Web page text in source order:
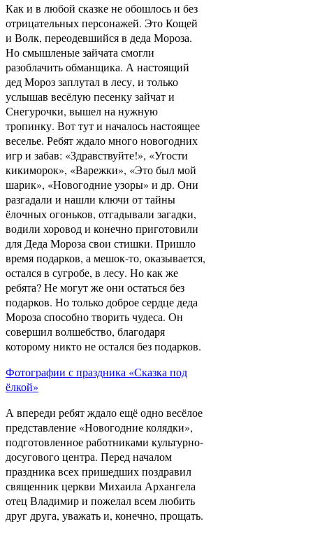
Как и в любой сказке не обошлось и без
отрицательных персонажей. Это Кощей
и Волк, переодевшийся в деда Мороза.
Но смышленые зайчата смогли
разоблачить обманщика. А настоящий
дед Мороз заплутал в лесу, и только
услышав весёлую песенку зайчат и
Снегурочки, вышел на нужную
тропинку. Вот тут и началось настоящее
веселье. Ребят ждало много новогодних
игр и забав: «Здравствуйте!», «Угости
кикиморок», «Варежки», «Это был мой
шарик», «Новогодние узоры» и др. Они
разгадали и нашли ключи от тайны
ёлочных огоньков, отгадывали загадки,
водили хоровод и конечно приготовили
для Деда Мороза свои стишки. Пришло
время подарков, а мешок-то, оказывается,
остался в сугробе, в лесу. Но как же
ребята? Не могут же они остаться без
подарков. Но только доброе сердце деда
Мороза способно творить чудеса. Он
совершил волшебство, благодаря
которому никто не остался без подарков.
Фотографии с праздника «Сказка под
ёлкой»
А впереди ребят ждало ещё одно весёлое
представление «Новогодние колядки»,
подготовленное работниками культурно-
досугового центра. Перед началом
праздника всех пришедших поздравил
священник церкви Михаила Архангела
отец Владимир и пожелал всем любить
друг друга, уважать и, конечно, прощать.